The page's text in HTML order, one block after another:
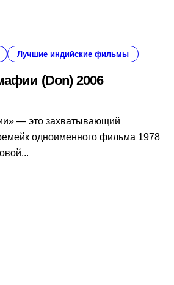
Лучшие индийские фильмы
(Don) 2006
одноименного фильма 1978